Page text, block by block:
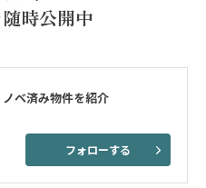
時公開中
ベ済み物件を紹介
フォローする